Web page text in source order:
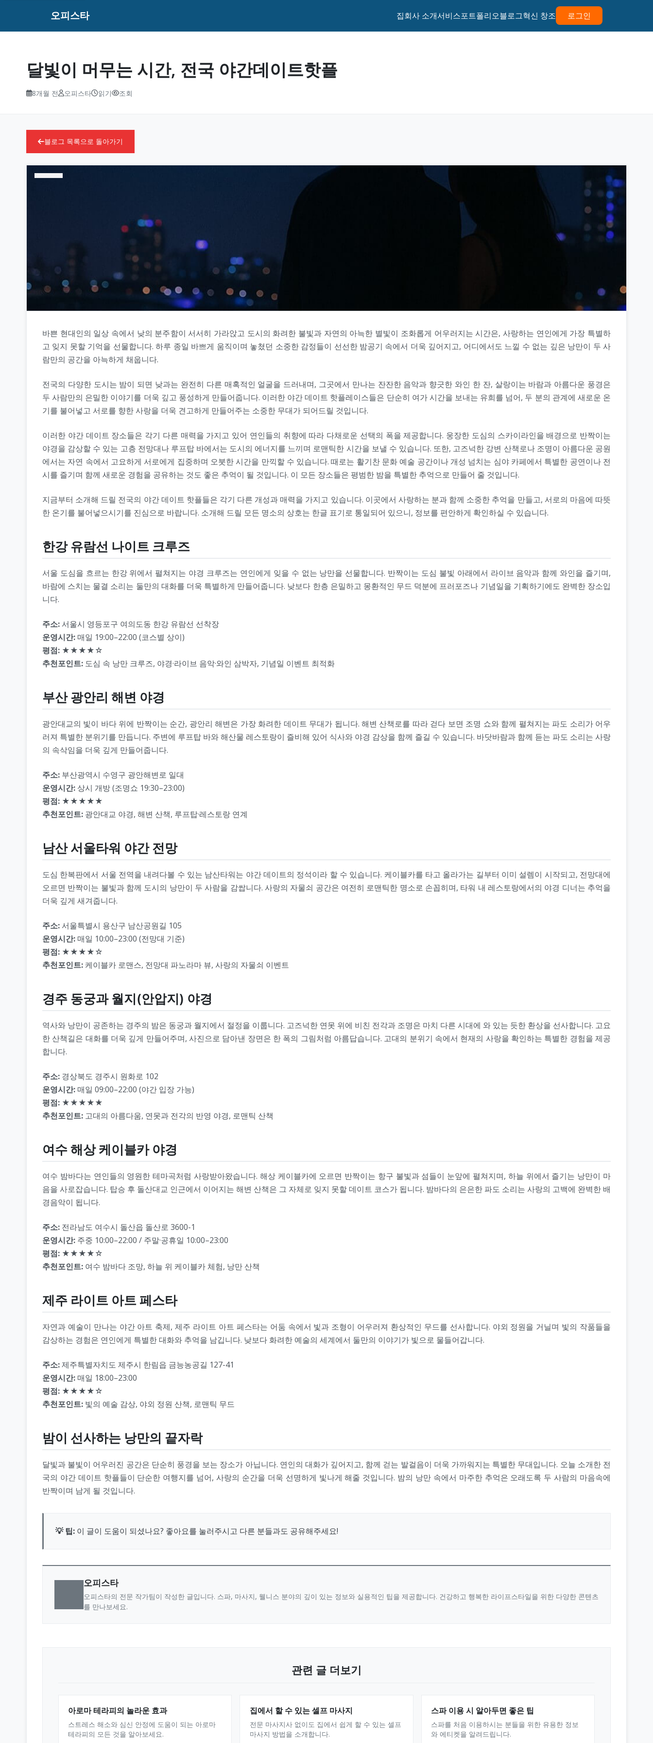
오피스타 집회사 소개서비스포트폴리오블로그혁신 창조 로그인
달빛이 머무는 시간, 전국 야간데이트핫플
8개월 전 오피스타 읽기 조회
블로그 목록으로 돌아가기
바쁜 현대인의 일상 속에서 낮의 분주함이 서서히 가라앉고 도시의 화려한 불빛과 자연의 아늑한 별빛이 조화롭게 어우러지는 시간은, 사랑하는 연인에게 가장 특별하
고 잊지 못할 기억을 선물합니다. 하루 종일 바쁘게 움직이며 놓쳤던 소중한 감정들이 선선한 밤공기 속에서 더욱 깊어지고, 어디에서도 느낄 수 없는 깊은 낭만이 두 사
람만의 공간을 아늑하게 채웁니다.
전국의 다양한 도시는 밤이 되면 낮과는 완전히 다른 매혹적인 얼굴을 드러내며, 그곳에서 만나는 잔잔한 음악과 향긋한 와인 한 잔, 살랑이는 바람과 아름다운 풍경은
두 사람만의 은밀한 이야기를 더욱 깊고 풍성하게 만들어줍니다. 이러한 야간 데이트 핫플레이스들은 단순히 여가 시간을 보내는 유희를 넘어, 두 분의 관계에 새로운 온
기를 불어넣고 서로를 향한 사랑을 더욱 견고하게 만들어주는 소중한 무대가 되어드릴 것입니다.
이러한 야간 데이트 장소들은 각기 다른 매력을 가지고 있어 연인들의 취향에 따라 다채로운 선택의 폭을 제공합니다. 웅장한 도심의 스카이라인을 배경으로 반짝이는
야경을 감상할 수 있는 고층 전망대나 루프탑 바에서는 도시의 에너지를 느끼며 로맨틱한 시간을 보낼 수 있습니다. 또한, 고즈넉한 강변 산책로나 조명이 아름다운 공원
에서는 자연 속에서 고요하게 서로에게 집중하며 오붓한 시간을 만끽할 수 있습니다. 때로는 활기찬 문화 예술 공간이나 개성 넘치는 심야 카페에서 특별한 공연이나 전
시를 즐기며 함께 새로운 경험을 공유하는 것도 좋은 추억이 될 것입니다. 이 모든 장소들은 평범한 밤을 특별한 추억으로 만들어 줄 것입니다.
지금부터 소개해 드릴 전국의 야간 데이트 핫플들은 각기 다른 개성과 매력을 가지고 있습니다. 이곳에서 사랑하는 분과 함께 소중한 추억을 만들고, 서로의 마음에 따뜻
한 온기를 불어넣으시기를 진심으로 바랍니다. 소개해 드릴 모든 명소의 상호는 한글 표기로 통일되어 있으니, 정보를 편안하게 확인하실 수 있습니다.
한강 유람선 나이트 크루즈
서울 도심을 흐르는 한강 위에서 펼쳐지는 야경 크루즈는 연인에게 잊을 수 없는 낭만을 선물합니다. 반짝이는 도심 불빛 아래에서 라이브 음악과 함께 와인을 즐기며,
바람에 스치는 물결 소리는 둘만의 대화를 더욱 특별하게 만들어줍니다. 낮보다 한층 은밀하고 몽환적인 무드 덕분에 프러포즈나 기념일을 기획하기에도 완벽한 장소입
니다.
주소: 서울시 영등포구 여의도동 한강 유람선 선착장
운영시간: 매일 19:00–22:00 (코스별 상이)
평점: ★★★★☆
추천포인트: 도심 속 낭만 크루즈, 야경·라이브 음악·와인 삼박자, 기념일 이벤트 최적화
부산 광안리 해변 야경
광안대교의 빛이 바다 위에 반짝이는 순간, 광안리 해변은 가장 화려한 데이트 무대가 됩니다. 해변 산책로를 따라 걷다 보면 조명 쇼와 함께 펼쳐지는 파도 소리가 어우
러져 특별한 분위기를 만듭니다. 주변에 루프탑 바와 해산물 레스토랑이 즐비해 있어 식사와 야경 감상을 함께 즐길 수 있습니다. 바닷바람과 함께 듣는 파도 소리는 사랑
의 속삭임을 더욱 깊게 만들어줍니다.
주소: 부산광역시 수영구 광안해변로 일대
운영시간: 상시 개방 (조명쇼 19:30–23:00)
평점: ★★★★★
추천포인트: 광안대교 야경, 해변 산책, 루프탑·레스토랑 연계
남산 서울타워 야간 전망
도심 한복판에서 서울 전역을 내려다볼 수 있는 남산타워는 야간 데이트의 정석이라 할 수 있습니다. 케이블카를 타고 올라가는 길부터 이미 설렘이 시작되고, 전망대에
오르면 반짝이는 불빛과 함께 도시의 낭만이 두 사람을 감쌉니다. 사랑의 자물쇠 공간은 여전히 로맨틱한 명소로 손꼽히며, 타워 내 레스토랑에서의 야경 디너는 추억을
더욱 깊게 새겨줍니다.
주소: 서울특별시 용산구 남산공원길 105
운영시간: 매일 10:00–23:00 (전망대 기준)
평점: ★★★★☆
추천포인트: 케이블카 로맨스, 전망대 파노라마 뷰, 사랑의 자물쇠 이벤트
경주 동궁과 월지(안압지) 야경
역사와 낭만이 공존하는 경주의 밤은 동궁과 월지에서 절정을 이룹니다. 고즈넉한 연못 위에 비친 전각과 조명은 마치 다른 시대에 와 있는 듯한 환상을 선사합니다. 고요
한 산책길은 대화를 더욱 깊게 만들어주며, 사진으로 담아낸 장면은 한 폭의 그림처럼 아름답습니다. 고대의 분위기 속에서 현재의 사랑을 확인하는 특별한 경험을 제공
합니다.
주소: 경상북도 경주시 원화로 102
운영시간: 매일 09:00–22:00 (야간 입장 가능)
평점: ★★★★★
추천포인트: 고대의 아름다움, 연못과 전각의 반영 야경, 로맨틱 산책
여수 해상 케이블카 야경
여수 밤바다는 연인들의 영원한 테마곡처럼 사랑받아왔습니다. 해상 케이블카에 오르면 반짝이는 항구 불빛과 섬들이 눈앞에 펼쳐지며, 하늘 위에서 즐기는 낭만이 마
음을 사로잡습니다. 탑승 후 돌산대교 인근에서 이어지는 해변 산책은 그 자체로 잊지 못할 데이트 코스가 됩니다. 밤바다의 은은한 파도 소리는 사랑의 고백에 완벽한 배
경음악이 됩니다.
주소: 전라남도 여수시 돌산읍 돌산로 3600-1
운영시간: 주중 10:00–22:00 / 주말·공휴일 10:00–23:00
평점: ★★★★☆
추천포인트: 여수 밤바다 조망, 하늘 위 케이블카 체험, 낭만 산책
제주 라이트 아트 페스타
자연과 예술이 만나는 야간 아트 축제, 제주 라이트 아트 페스타는 어둠 속에서 빛과 조형이 어우러져 환상적인 무드를 선사합니다. 야외 정원을 거닐며 빛의 작품들을
감상하는 경험은 연인에게 특별한 대화와 추억을 남깁니다. 낮보다 화려한 예술의 세계에서 둘만의 이야기가 빛으로 물들어갑니다.
주소:제주특별자치도 제주시 한림읍 금능농공길 127-41
운영시간: 매일 18:00–23:00
평점: ★★★★☆
추천포인트: 빛의 예술 감상, 야외 정원 산책, 로맨틱 무드
밤이 선사하는 낭만의 끝자락
달빛과 불빛이 어우러진 공간은 단순히 풍경을 보는 장소가 아닙니다. 연인의 대화가 깊어지고, 함께 걷는 발걸음이 더욱 가까워지는 특별한 무대입니다. 오늘 소개한 전
국의 야간 데이트 핫플들이 단순한 여행지를 넘어, 사랑의 순간을 더욱 선명하게 빛나게 해줄 것입니다. 밤의 낭만 속에서 마주한 추억은 오래도록 두 사람의 마음속에
반짝이며 남게 될 것입니다.
💡 팁: 이 글이 도움이 되셨나요? 좋아요를 눌러주시고 다른 분들과도 공유해주세요!
오피스타
오피스타의 전문 작가팀이 작성한 글입니다. 스파, 마사지, 웰니스 분야의 깊이 있는 정보와 실용적인 팁을 제공합니다. 건강하고 행복한 라이프스타일을 위한 다양한 콘텐츠
를 만나보세요.
관련 글 더보기
아로마 테라피의 놀라운 효과
스트레스 해소와 심신 안정에 도움이 되는 아로마
테라피의 모든 것을 알아보세요.
집에서 할 수 있는 셀프 마사지
전문 마사지사 없이도 집에서 쉽게 할 수 있는 셀프
마사지 방법을 소개합니다.
스파 이용 시 알아두면 좋은 팁
스파를 처음 이용하시는 분들을 위한 유용한 정보
와 에티켓을 알려드립니다.